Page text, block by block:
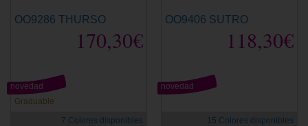
OO9286 THURSO
170,30€
Graduable
novedad
7 Colores disponibles
OO9406 SUTRO
118,30€
novedad
15 Colores disponibles